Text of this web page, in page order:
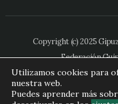
Copyright (c) 2025
Federación
Utilizamos cookies para
nuestra web.
Puedes aprender más